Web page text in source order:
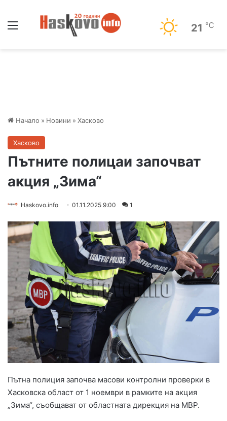
21 ℃
Начало » Новини » Хасково
Хасково
Пътните полицаи започват
акция „Зима“
Haskovo.info 01.11.2025 9:00 1
Пътна полиция започва масови контролни проверки в
Хасковска област от 1 ноември в рамките на акция
„Зима“, съобщават от областната дирекция на МВР.